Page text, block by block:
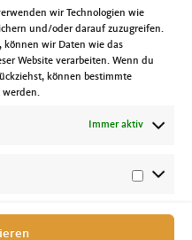
wir Technologien wie
und/oder darauf zuzugreifen.
können wir Daten wie das
Website verarbeiten. Wenn du
können bestimmte
werden.
Immer aktiv
an die Landeshauptstadt
am Mittwochvormittag begleitet.
der Gruson Gewächshäuser und
werden. Außerdem war ich
Magdeburg und der Gastro
wurde das traditionelle
Die Spenden kommen
der Pfeiffersche Stiftungen und